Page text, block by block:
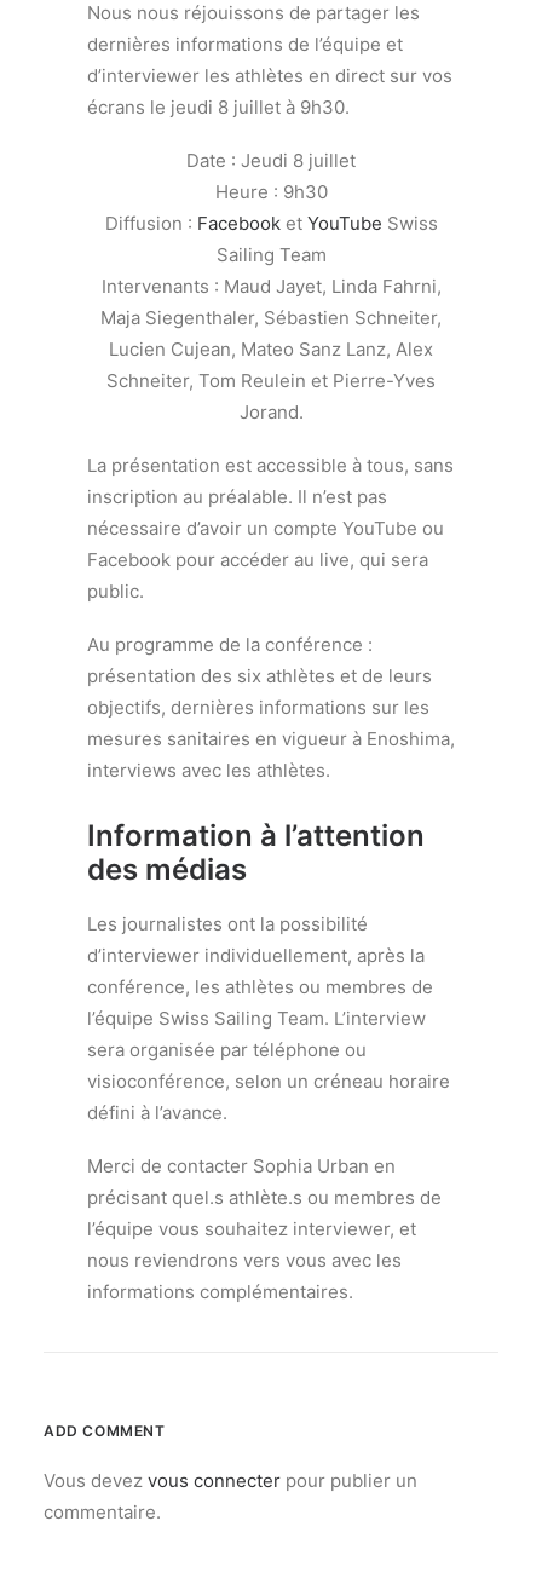
Nous nous réjouissons de partager les
dernières informations de l’équipe et
d’interviewer les athlètes en direct sur vos
écrans le jeudi 8 juillet à 9h30.
Date : Jeudi 8 juillet
Heure : 9h30
Diffusion : Facebooket YouTube Swiss
Sailing Team
Intervenants : Maud Jayet, Linda Fahrni,
Maja Siegenthaler, Sébastien Schneiter,
Lucien Cujean, Mateo Sanz Lanz, Alex
Schneiter, Tom Reulein et Pierre-Yves
Jorand.
La présentation est accessible à tous, sans
inscription au préalable. Il n’est pas
nécessaire d’avoir un compte YouTube ou
Facebook pour accéder au live, qui sera
public.
Au programme de la conférence :
présentation des six athlètes et de leurs
objectifs, dernières informations sur les
mesures sanitaires en vigueur à Enoshima,
interviews avec les athlètes.
Information à l’attention
des médias
Les journalistes ont la possibilité
d’interviewer individuellement, après la
conférence, les athlètes ou membres de
l’équipe Swiss Sailing Team. L’interview
sera organisée par téléphone ou
visioconférence, selon un créneau horaire
défini à l’avance.
Merci de contacter Sophia Urban en
précisant quel.s athlète.s ou membres de
l’équipe vous souhaitez interviewer, et
nous reviendrons vers vous avec les
informations complémentaires.
ADD COMMENT
Vous devez vous connecter pour publier un
commentaire.